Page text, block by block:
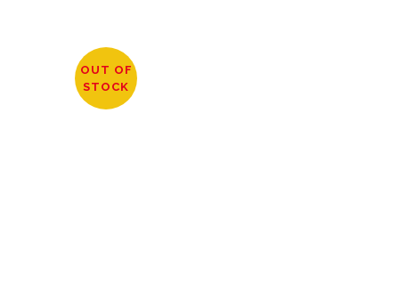
OUT OF
STOCK